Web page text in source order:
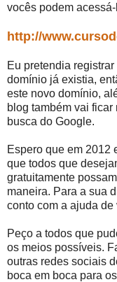
vocês podem
http://
Eu pretendia
domínio já existia,
este novo domínio,
blog também vai
busca do Google.
Espero que em 2012
que todos que
gratuitamente
maneira. Para a sua
conto com a ajuda
Peço a todos que
os meios possíveis.
outras redes sociais
boca em boca para